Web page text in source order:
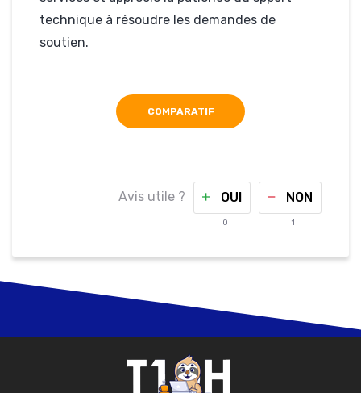
technique à résoudre les demandes de
soutien.
COMPARATIF
Avis utile ? OUI
0
NON
1